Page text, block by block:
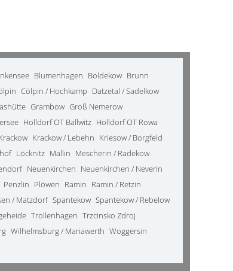
Blumenhagen Boldekow Brunn
Cölpin / Hochkamp Datzetal / Sadelkow
Grambow Groß Nemerow
Holldorf OT Ballwitz Holldorf OT Rowa
Krackow / Lebehn Kriesow / Borgfeld
Löcknitz Mallin Mescherin / Radekow
Neuenkirchen Neuenkirchen / Neverin
Penzlin Plöwen Ramin Ramin / Retzin
/ Matzdorf Spantekow Spantekow / Rebelow
Trollenhagen Trzcinsko Zdroj
Wilhelmsburg / Mariawerth Woggersin